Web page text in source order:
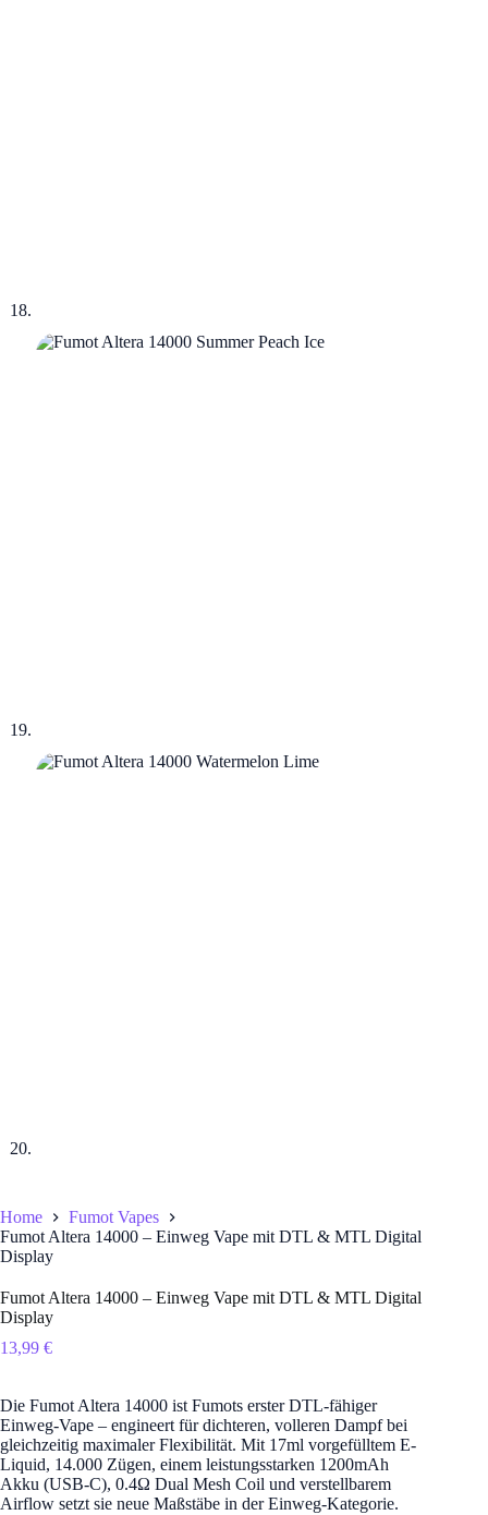
Home
Fumot Vapes
Fumot Altera 14000 – Einweg Vape mit DTL & MTL Digital
Display
Fumot Altera 14000 – Einweg Vape mit DTL & MTL Digital
Display
13,99 €
Die Fumot Altera 14000 ist Fumots erster DTL-fähiger
Einweg-Vape – engineert für dichteren, volleren Dampf bei
gleichzeitig maximaler Flexibilität. Mit 17ml vorgefülltem E-
Liquid, 14.000 Zügen, einem leistungsstarken 1200mAh
Akku (USB-C), 0.4Ω Dual Mesh Coil und verstellbarem
Airflow setzt sie neue Maßstäbe in der Einweg-Kategorie.